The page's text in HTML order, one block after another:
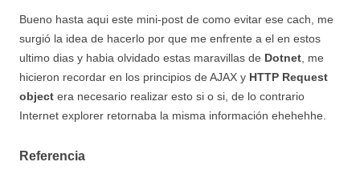
Bueno hasta aqui este mini-post de como evitar ese cach, me
surgió la idea de hacerlo por que me enfrente a el en estos
ultimo dias y habia olvidado estas maravillas de Dotnet , me
hicieron recordar en los principios de AJAX y HTTP Request
object era necesario realizar esto si o si, de lo contrario
Internet explorer retornaba la misma información ehehehhe.
Referencia